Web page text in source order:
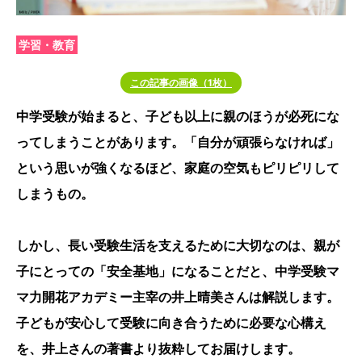
学習・教育
この記事の画像（1枚）
中学受験が始まると、子ども以上に親のほうが必死にな
ってしまうことがあります。「自分が頑張らなければ」
という思いが強くなるほど、家庭の空気もピリピリして
しまうもの。
しかし、長い受験生活を支えるために大切なのは、親が
子にとっての「安全基地」になることだと、中学受験マ
マ力開花アカデミー主宰の井上晴美さんは解説します。
子どもが安心して受験に向き合うために必要な心構え
を、井上さんの著書より抜粋してお届けします。